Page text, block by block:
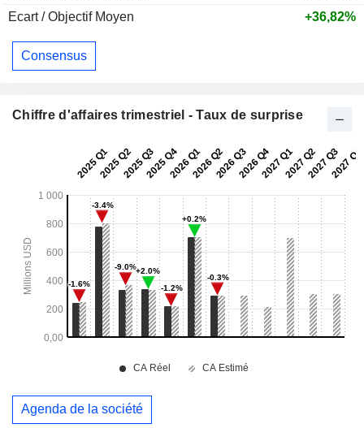
Ecart / Objectif Moyen
+36,82%
Consensus
Chiffre d'affaires trimestriel - Taux de surprise
Agenda de la société